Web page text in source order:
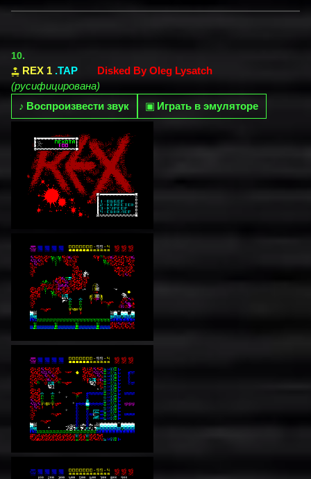
10.
REX 1 .TAP
Disked By Oleg Lysatch
(русифицирована)
♪ Воспроизвести звук ▣ Играть в эмуляторе